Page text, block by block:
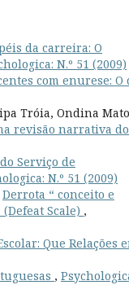
da carreira: O
N.º 51 (2009)
com enurese: O
Tróia, Ondina
revisão narrativa
Serviço de
N.º 51 (2009)
Derrota “ conceito e
Scale) ,
Que Relações
,